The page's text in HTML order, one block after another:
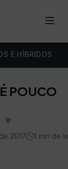
E HÍBRIDOS
POUCO
♥
2017 1 min de